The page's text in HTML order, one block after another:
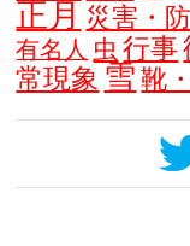
正月 災害・
有名人 虫 行事
常現象 雪 靴